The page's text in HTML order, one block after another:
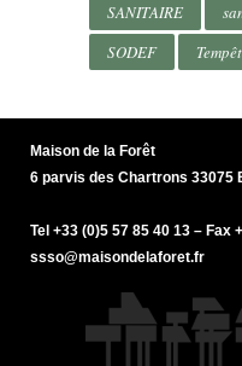
SANITAIRE
SODEF
Maison de la Forêt
6 parvis des Chartrons 33075
Tel +33 (0)5 57 85 40 13 – Fax
ssso@maisondelaforet.fr